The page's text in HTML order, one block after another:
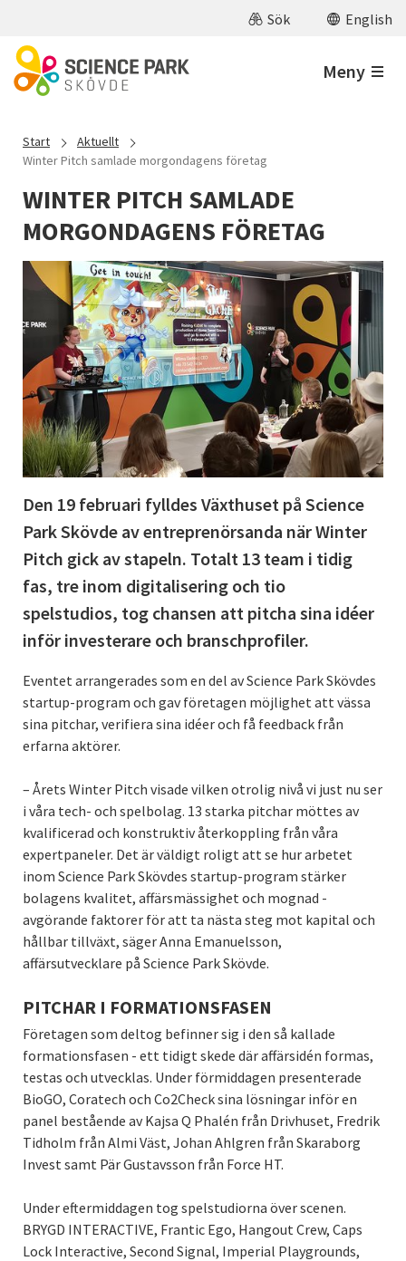
Sök English
Meny
Start
Aktuellt
Winter Pitch samlade morgondagens företag
WINTER PITCH SAMLADE
MORGONDAGENS FÖRETAG
Den 19 februari fylldes Växthuset på Science
Park Skövde av entreprenörsanda när Winter
Pitch gick av stapeln. Totalt 13 team i tidig
fas, tre inom digitalisering och tio
spelstudios, tog chansen att pitcha sina idéer
inför investerare och branschprofiler.
Eventet arrangerades som en del av Science Park Skövdes
startup-program och gav företagen möjlighet att vässa
sina pitchar, verifiera sina idéer och få feedback från
erfarna aktörer.
– Årets Winter Pitch visade vilken otrolig nivå vi just nu ser
i våra tech- och spelbolag. 13 starka pitchar möttes av
kvalificerad och konstruktiv återkoppling från våra
expertpaneler. Det är väldigt roligt att se hur arbetet
inom Science Park Skövdes startup-program stärker
bolagens kvalitet, affärsmässighet och mognad -
avgörande faktorer för att ta nästa steg mot kapital och
hållbar tillväxt, säger Anna Emanuelsson,
affärsutvecklare på Science Park Skövde.
PITCHAR I FORMATIONSFASEN
Företagen som deltog befinner sig i den så kallade
formationsfasen - ett tidigt skede där affärsidén formas,
testas och utvecklas. Under förmiddagen presenterade
BioGO, Coratech och Co2Check sina lösningar inför en
panel bestående av Kajsa Q Phalén från Drivhuset, Fredrik
Tidholm från Almi Väst, Johan Ahlgren från Skaraborg
Invest samt Pär Gustavsson från Force HT.
Under eftermiddagen tog spelstudiorna över scenen.
BRYGD INTERACTIVE, Frantic Ego, Hangout Crew, Caps
Lock Interactive, Second Signal, Imperial Playgrounds,